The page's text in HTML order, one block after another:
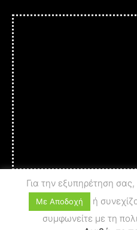
© 2025 A c t i o n -
Για την εξυπηρέτηση
Με Αποδοχή
ή
συμφωνείτε με τη